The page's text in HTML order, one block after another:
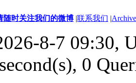
随时关注我们的微博 |联系我们 |
8-7 09:30,
0